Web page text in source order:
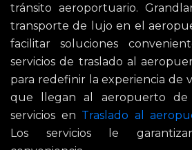
tránsito aeroportuario.
transporte de lujo en el
facilitar soluciones
servicios de traslado al
para redefinir la experiencia de
que llegan al aeropuerto de
servicios en Traslado al
Los servicios le